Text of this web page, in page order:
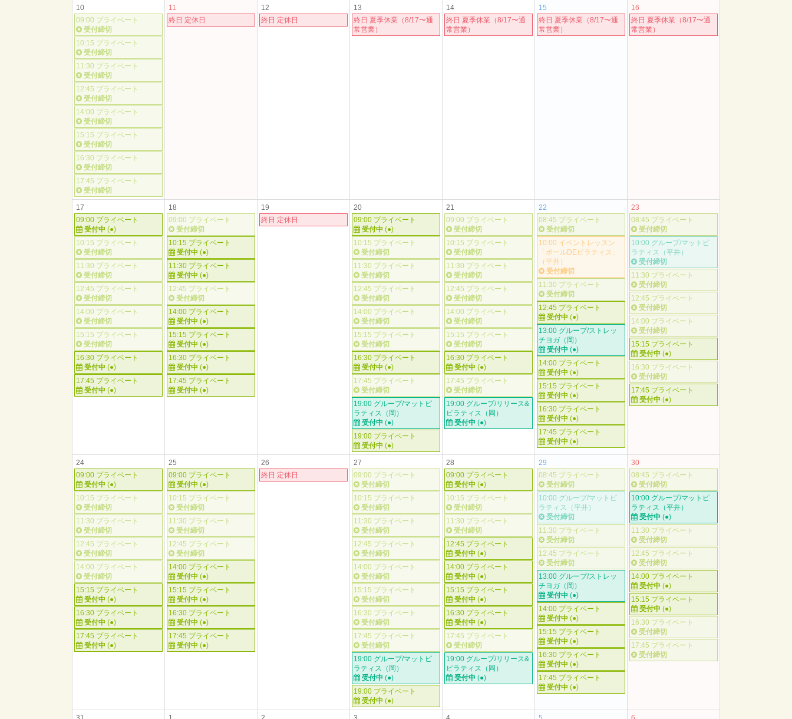
10
09:00 プライベート
受付締切
10:15 プライベート
受付締切
11:30 プライベート
受付締切
12:45 プライベート
受付締切
14:00 プライベート
受付締切
15:15 プライベート
受付締切
16:30 プライベート
受付締切
17:45 プライベート
受付締切
11
終日 定休日
12
終日 定休日
13
終日 夏季休業（8/17〜通
常営業）
14
終日 夏季休業（8/17〜通
常営業）
15
終日 夏季休業（8/17〜通
常営業）
16
終日 夏季休業（8/17〜通
常営業）
17
09:00 プライベート
受付中 (●)
10:15 プライベート
受付締切
11:30 プライベート
受付締切
12:45 プライベート
受付締切
14:00 プライベート
受付締切
15:15 プライベート
受付締切
16:30 プライベート
受付中 (●)
17:45 プライベート
受付中 (●)
18
09:00 プライベート
受付締切
10:15 プライベート
受付中 (●)
11:30 プライベート
受付中 (●)
12:45 プライベート
受付締切
14:00 プライベート
受付中 (●)
15:15 プライベート
受付中 (●)
16:30 プライベート
受付中 (●)
17:45 プライベート
受付中 (●)
19
終日 定休日
20
09:00 プライベート
受付中 (●)
10:15 プライベート
受付締切
11:30 プライベート
受付締切
12:45 プライベート
受付締切
14:00 プライベート
受付締切
15:15 プライベート
受付締切
16:30 プライベート
受付中 (●)
17:45 プライベート
受付締切
19:00 グループ/マットピ
ラティス（岡）
受付中 (●)
19:00 プライベート
受付中 (●)
21
09:00 プライベート
受付締切
10:15 プライベート
受付締切
11:30 プライベート
受付締切
12:45 プライベート
受付締切
14:00 プライベート
受付締切
15:15 プライベート
受付締切
16:30 プライベート
受付中 (●)
17:45 プライベート
受付締切
19:00 グループ/リリース&
ピラティス（岡）
受付中 (●)
22
08:45 プライベート
受付締切
10:00 イベントレッスン
「ポールDEピラティス」
（平井）
受付締切
11:30 プライベート
受付締切
12:45 プライベート
受付中 (●)
13:00 グループ/ストレッ
チヨガ（岡）
受付中 (●)
14:00 プライベート
受付中 (●)
15:15 プライベート
受付中 (●)
16:30 プライベート
受付中 (●)
17:45 プライベート
受付中 (●)
23
08:45 プライベート
受付締切
10:00 グループ/マットピ
ラティス（平井）
受付締切
11:30 プライベート
受付締切
12:45 プライベート
受付締切
14:00 プライベート
受付締切
15:15 プライベート
受付中 (●)
16:30 プライベート
受付締切
17:45 プライベート
受付中 (●)
24
09:00 プライベート
受付中 (●)
10:15 プライベート
受付締切
11:30 プライベート
受付締切
12:45 プライベート
受付締切
14:00 プライベート
受付締切
15:15 プライベート
受付中 (●)
16:30 プライベート
受付中 (●)
17:45 プライベート
受付中 (●)
25
09:00 プライベート
受付中 (●)
10:15 プライベート
受付締切
11:30 プライベート
受付締切
12:45 プライベート
受付締切
14:00 プライベート
受付中 (●)
15:15 プライベート
受付中 (●)
16:30 プライベート
受付中 (●)
17:45 プライベート
受付中 (●)
26
終日 定休日
27
09:00 プライベート
受付締切
10:15 プライベート
受付締切
11:30 プライベート
受付締切
12:45 プライベート
受付締切
14:00 プライベート
受付締切
15:15 プライベート
受付締切
16:30 プライベート
受付締切
17:45 プライベート
受付締切
19:00 グループ/マットピ
ラティス（岡）
受付中 (●)
19:00 プライベート
受付中 (●)
28
09:00 プライベート
受付中 (●)
10:15 プライベート
受付締切
11:30 プライベート
受付締切
12:45 プライベート
受付中 (●)
14:00 プライベート
受付中 (●)
15:15 プライベート
受付中 (●)
16:30 プライベート
受付中 (●)
17:45 プライベート
受付締切
19:00 グループ/リリース&
ピラティス（岡）
受付中 (●)
29
08:45 プライベート
受付締切
10:00 グループ/マットピ
ラティス（平井）
受付締切
11:30 プライベート
受付締切
12:45 プライベート
受付締切
13:00 グループ/ストレッ
チヨガ（岡）
受付中 (●)
14:00 プライベート
受付中 (●)
15:15 プライベート
受付中 (●)
16:30 プライベート
受付中 (●)
17:45 プライベート
受付中 (●)
30
08:45 プライベート
受付締切
10:00 グループ/マットピ
ラティス（平井）
受付中 (●)
11:30 プライベート
受付締切
12:45 プライベート
受付締切
14:00 プライベート
受付中 (●)
15:15 プライベート
受付中 (●)
16:30 プライベート
受付締切
17:45 プライベート
受付締切